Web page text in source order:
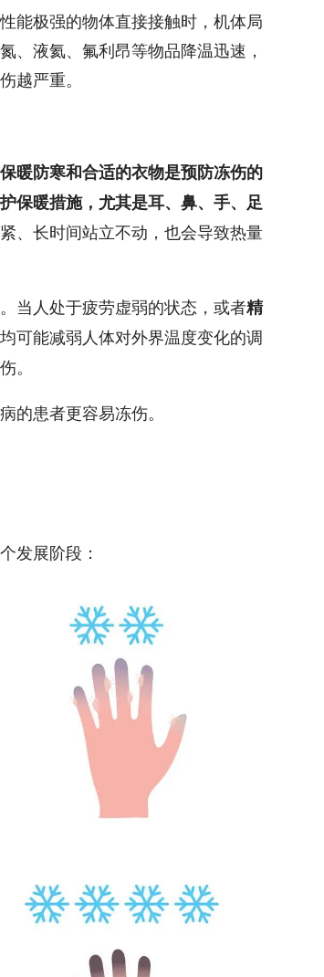
能极强的物体直接接触时，机体局
、液氦、氟利昂等物品降温迅速，
越严重。
暖防寒和合适的衣物是预防冻伤的
保暖措施，尤其是耳、鼻、手、足
、长时间站立不动，也会导致热量
当人处于疲劳虚弱的状态，或者精
可能减弱人体对外界温度变化的调
。
的患者更容易冻伤。
发展阶段：